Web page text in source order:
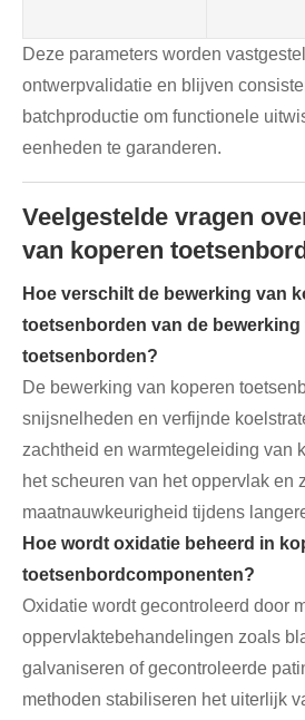
Deze parameters worden
ontwerpvalidatie en blijven
batchproductie om functionele
eenheden te garanderen.
Veelgestelde vragen
van koperen
Hoe verschilt de bewerking van
toetsenborden van de
toetsenborden?
De bewerking van koperen
snijsnelheden en verfijnde
zachtheid en warmtegeleiding van
het scheuren van het oppervlak en
maatnauwkeurigheid tijdens
Hoe wordt oxidatie beheerd in
toetsenbordcomponenten?
Oxidatie wordt gecontroleerd door
oppervlaktebehandelingen zoals
galvaniseren of gecontroleerde
methoden stabiliseren het uiterlijk